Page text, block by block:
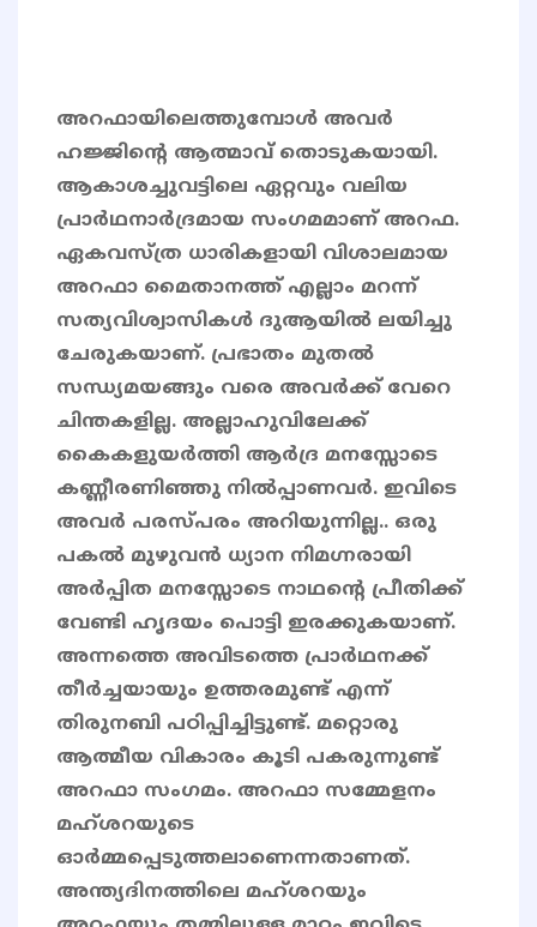
അറഫായിലെത്തുമ്പോൾ അവർ
ഹജ്ജിന്‍റെ ആത്മാവ് തൊടുകയായി.
ആകാശച്ചുവട്ടിലെ ഏറ്റവും വലിയ
പ്രാർഥനാർദ്രമായ സംഗമമാണ് അറഫ.
ഏകവസ്‌ത്ര ധാരികളായി വിശാലമായ
അറഫാ മൈതാനത്ത് എല്ലാം മറന്ന്
സത്യവിശ്വാസികൾ ദുആയിൽ ലയിച്ചു
ചേരുകയാണ്. പ്രഭാതം മുതൽ
സന്ധ്യമയങ്ങും വരെ അവർക്ക് വേറെ
ചിന്തകളില്ല. അല്ലാഹുവിലേക്ക്
കൈകളുയർത്തി ആർദ്ര മനസ്സോടെ
കണ്ണീരണിഞ്ഞു നിൽപ്പാണവർ. ഇവിടെ
അവർ പരസ്പരം അറിയുന്നില്ല.. ഒരു
പകൽ മുഴുവൻ ധ്യാന നിമഗ്നരായി
അർപ്പിത മനസ്സോടെ നാഥന്‍റെ പ്രീതിക്ക്
വേണ്ടി ഹൃദയം പൊട്ടി ഇരക്കുകയാണ്.
അന്നത്തെ അവിടത്തെ പ്രാർഥനക്ക്
തീർച്ചയായും ഉത്തരമുണ്ട് എന്ന്
തിരുനബി പഠിപ്പിച്ചിട്ടുണ്ട്. മറ്റൊരു
ആത്മീയ വികാരം കൂടി പകരുന്നുണ്ട്
അറഫാ സംഗമം. അറഫാ സമ്മേളനം
മഹ്ശറയുടെ
ഓർമ്മപ്പെടുത്തലാണെന്നതാണത്.
അന്ത്യദിനത്തിലെ മഹ്ശറയും